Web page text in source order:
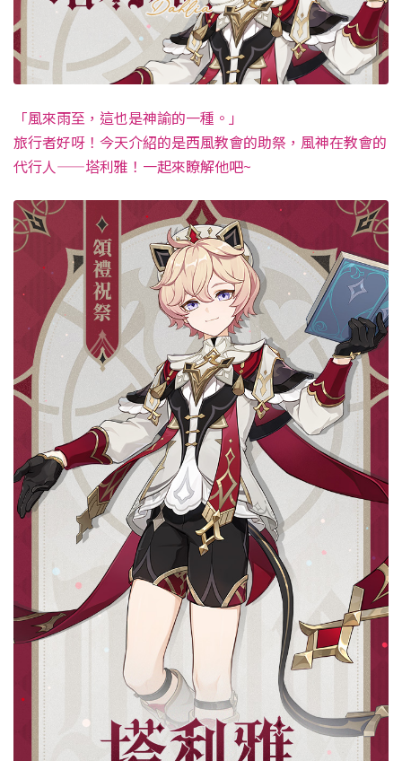
「風來雨至，這也是神諭的一種。」
旅行者好呀！今天介紹的是西風教會的助祭，風神在教會的
代行人——塔利雅！一起來瞭解他吧~